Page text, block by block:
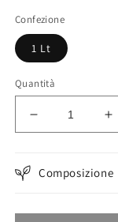
Confezione
1 Lt
Quantità
Diminuisci
quantità
Concime
Composizione